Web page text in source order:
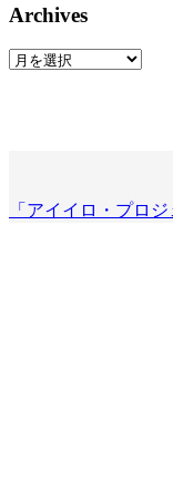
Archives
Archives
「アイイロ・プロ